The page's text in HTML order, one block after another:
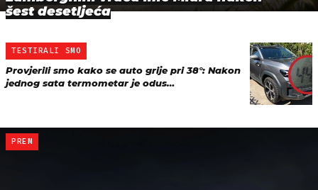
šest desetljeća
TESTIRALI SMO
Provjerili smo kako se auto grije pri 38°: Nakon
jednog sata termometar je odus…
PREM